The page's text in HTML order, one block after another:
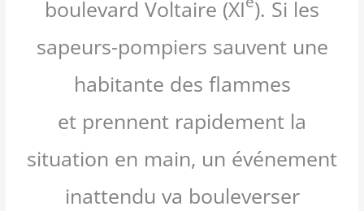
boulevard Voltaire (XI ). Si les
sapeurs-pompiers sauvent une
habitante des flammes
et prennent rapidement la
situation en main, un événement
inattendu va bouleverser